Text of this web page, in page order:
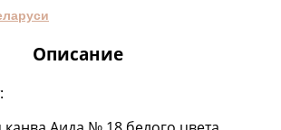
Описание